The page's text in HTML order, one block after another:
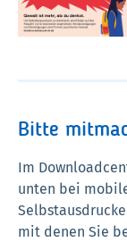
Bitte
Im
unten bei
mit denen Sie